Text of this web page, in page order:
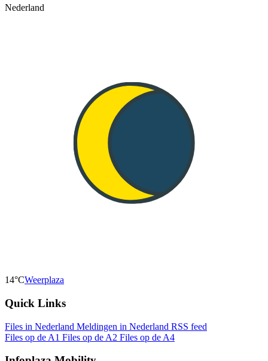
Nederland
14°CWeerplaza
Quick Links
Files in Nederland Meldingen in Nederland RSS feed
Files op de A1 Files op de A2 Files op de A4